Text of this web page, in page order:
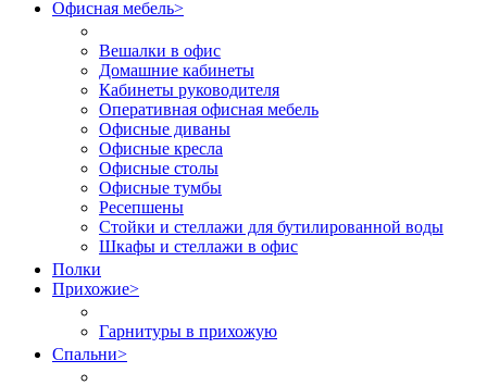
Офисная мебель>
Вешалки в офис
Домашние кабинеты
Кабинеты руководителя
Оперативная офисная мебель
Офисные диваны
Офисные кресла
Офисные столы
Офисные тумбы
Ресепшены
Стойки и стеллажи для бутилированной воды
Шкафы и стеллажи в офис
Полки
Прихожие>
Гарнитуры в прихожую
Спальни>